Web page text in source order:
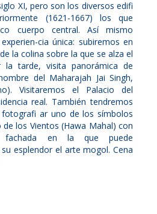
XI, pero son los diversos edifi
(1621-1667) los que
cuerpo central. Así mismo
cia única: subiremos en
la colina sobre la que se alza el
la tarde, visita panorámica de
del Maharajah Jai Singh,
Visitaremos el Palacio del
real. También tendremos
ar uno de los símbolos
los Vientos (Hawa Mahal) con
fachada en la que puede
esplendor el arte mogol. Cena